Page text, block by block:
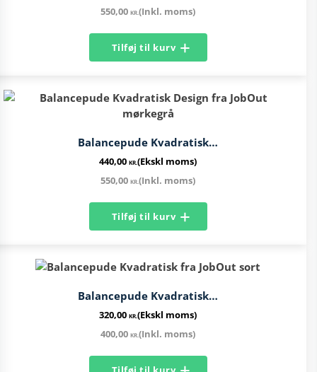
550,00 KR.(Inkl. moms)
Tilføj til kurv
Balancepude Kvadratisk…
440,00 KR.(Ekskl moms)
550,00 KR.(Inkl. moms)
Tilføj til kurv
Balancepude Kvadratisk…
320,00 KR.(Ekskl moms)
400,00 KR.(Inkl. moms)